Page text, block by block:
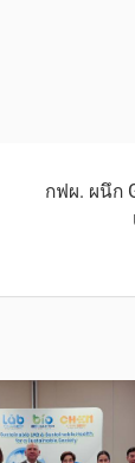
กฟผ. ผนึก